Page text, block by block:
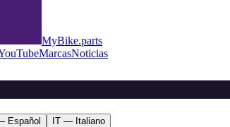
MyBike.parts
MarcasNoticias
Español IT — Italiano